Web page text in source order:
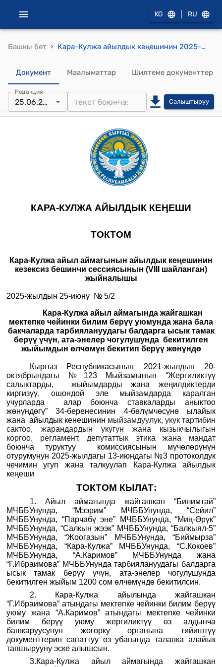
KG RU
Башкы бет › Кара-Кулжа айылдык кеңешинин 2025-жылдын 25-июнундагы №5/2 "Кара-Кулжа айыл аймагында жайгашкан мектепке чейинки билим берүү уюмунда жана бала бакчаларда тарбиялануудагы балдарга ысык тамак берүү үчүн, ата-энелер чогулушунда бекитилген жыйымдын өлчөмүн бекитип берүү жөнүндө" токтому.
Документ Маалыматтар Шилтеме документтер
Редакция
25.06.2025 Салыштыруу